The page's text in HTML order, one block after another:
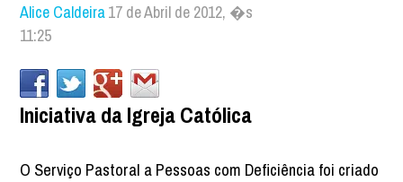
Alice Caldeira17 de Abril de 2012, �s
11:25
Iniciativa da Igreja Católica
O Serviço Pastoral a Pessoas com Deficiência foi criado